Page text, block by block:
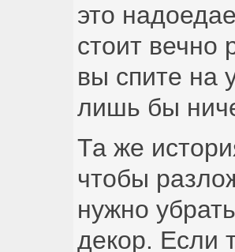
это
стоит вечно
вы спите на
лишь бы
Та же
чтобы
нужно
декор. Если